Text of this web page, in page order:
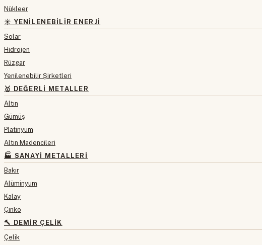
Nükleer
☀️ YENILENEBILIR ENERJI
Solar
Hidrojen
Rüzgar
Yenilenebilir Şirketleri
🥇 DEĞERLI METALLER
Altın
Gümüş
Platinyum
Altın Madencileri
🏭 SANAYI METALLERI
Bakır
Alüminyum
Kalay
Çinko
🔨 DEMIR ÇELIK
Çelik